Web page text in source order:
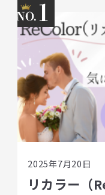
1
2025年7月20日
リカラー（